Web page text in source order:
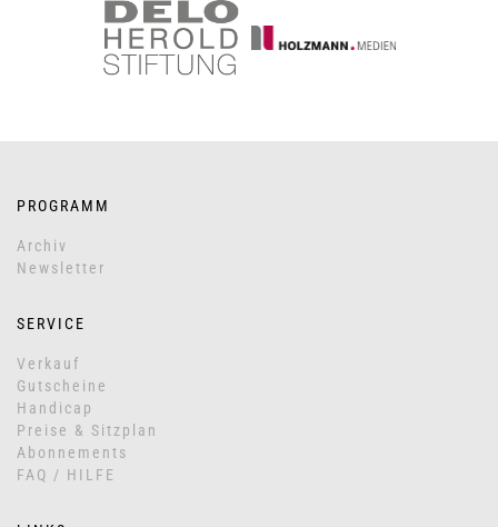
PROGRAMM
Archiv
Newsletter
SERVICE
Verkauf
Gutscheine
Handicap
Preise & Sitzplan
Abonnements
FAQ / HILFE